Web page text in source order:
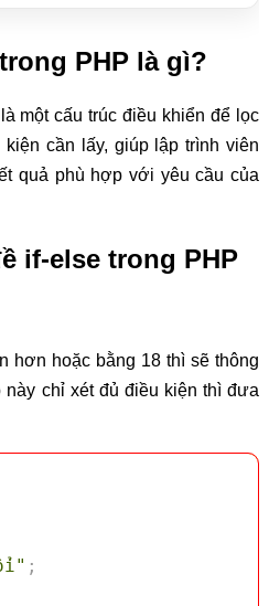
PHP là gì?
một cấu trúc điều khiển để lọc
cần lấy, giúp lập trình viên
quả phù hợp với yêu cầu của
if-else trong PHP
hơn hoặc bằng 18 thì sẽ thông
chỉ xét đủ điều kiện thì đưa
;